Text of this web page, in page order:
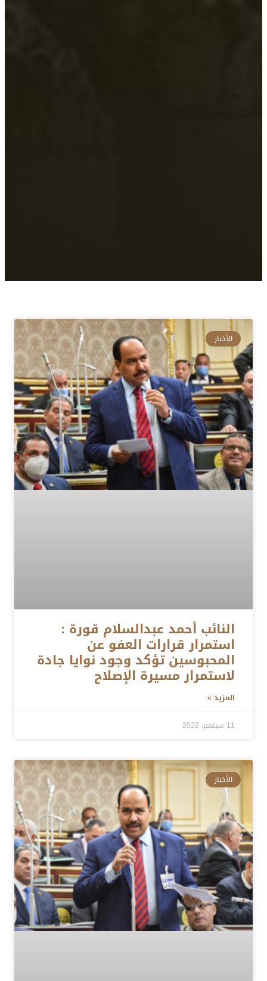
الأخبار
النائب أحمد عبدالسلام قورة :
استمرار قرارات العفو عن
المحبوسين تؤكد وجود نوايا جادة
لاستمرار مسيرة الإصلاح
المزيد »
11 سبتمبر، 2022
الأخبار